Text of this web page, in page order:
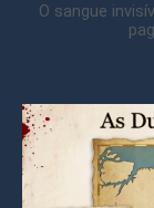
O sangue